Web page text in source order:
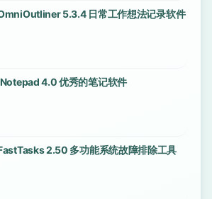
5.3.4 日常工作想法记录软件
4.0 优秀的笔记软件
2.50 多功能系统故障排除工具